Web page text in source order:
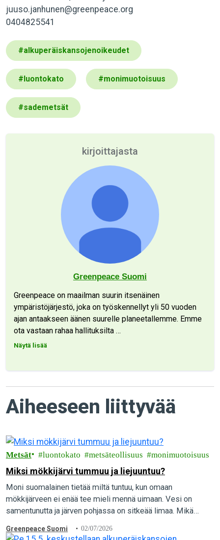
juuso.janhunen@greenpeace.org
0404825541
#alkuperäiskansojenoikeudet
#luontokato #monimuotoisuus
#sademetsät
kirjoittajasta
Greenpeace Suomi
Greenpeace on maailman suurin itsenäinen
ympäristöjärjestö, joka on työskennellyt yli 50 vuoden
ajan antaakseen äänen suurelle planeetallemme. Emme
ota vastaan rahaa hallituksilta …
Näytä lisää
Aiheeseen liittyvää
Metsät luontokato metsäteollisuus monimuotoisuus
Miksi mökkijärvi tummuu ja liejuuntuu?
Moni suomalainen tietää miltä tuntuu, kun omaan
mökkijärveen ei enää tee mieli mennä uimaan. Vesi on
samentunutta ja järven pohjassa on sitkeää limaa. Mikä
Greenpeace Suomi 02/07/2026